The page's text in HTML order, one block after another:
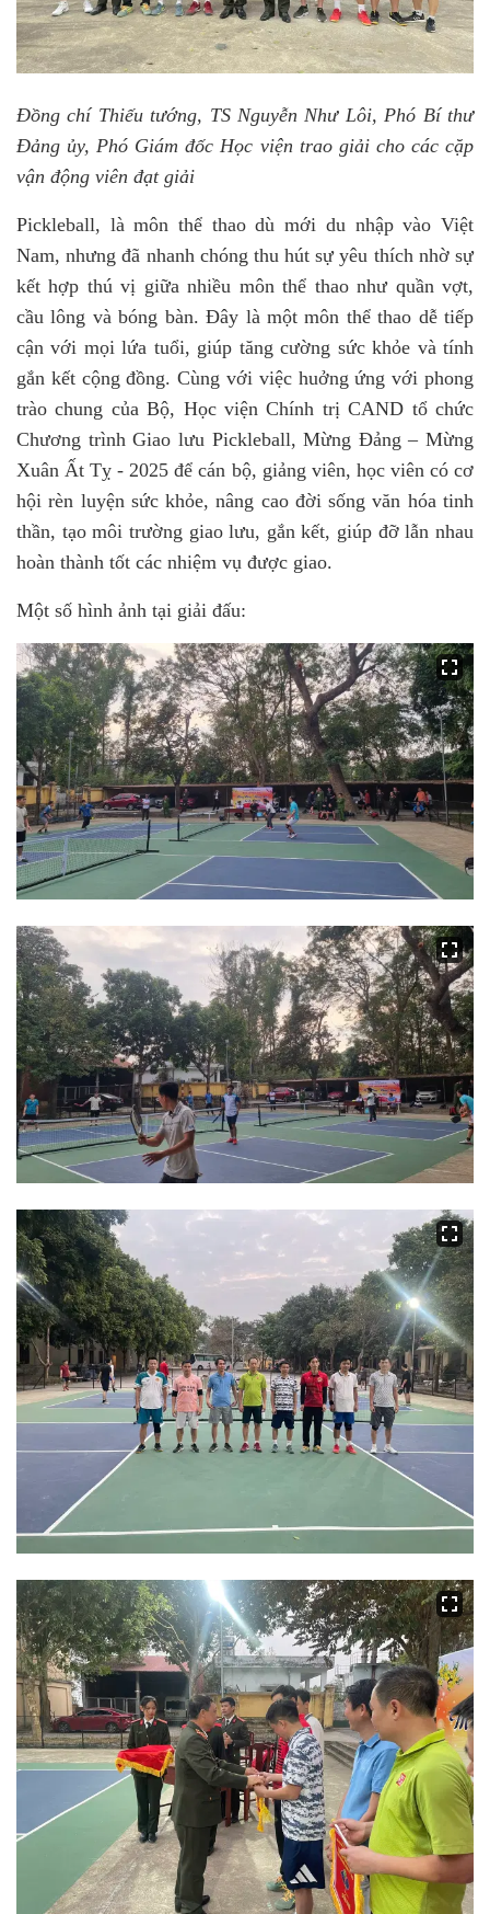
Đồng chí Thiếu tướng, TS Nguyễn Như Lôi, Phó Bí thư
Đảng ủy, Phó Giám đốc Học viện trao giải cho các cặp
vận động viên đạt giải
Pickleball, là môn thể thao dù mới du nhập vào Việt
Nam, nhưng đã nhanh chóng thu hút sự yêu thích nhờ sự
kết hợp thú vị giữa nhiều môn thể thao như quần vợt,
cầu lông và bóng bàn. Đây là một môn thể thao dễ tiếp
cận với mọi lứa tuổi, giúp tăng cường sức khỏe và tính
gắn kết cộng đồng. Cùng với việc huởng ứng với phong
trào chung của Bộ, Học viện Chính trị CAND tổ chức
Chương trình Giao lưu Pickleball, Mừng Đảng – Mừng
Xuân Ất Tỵ - 2025 để cán bộ, giảng viên, học viên có cơ
hội rèn luyện sức khỏe, nâng cao đời sống văn hóa tinh
thần, tạo môi trường giao lưu, gắn kết, giúp đỡ lẫn nhau
hoàn thành tốt các nhiệm vụ được giao.
Một số hình ảnh tại giải đấu: